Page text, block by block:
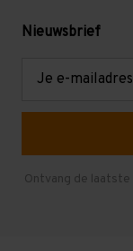
Levering en
Mezzanine
Gebruikte
Nieuwsbrief
Ontvang de